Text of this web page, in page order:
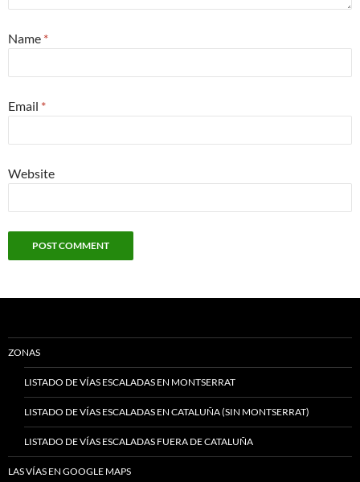
Name *
Email *
Website
ZONAS
LISTADO DE VÍAS ESCALADAS EN MONTSERRAT
LISTADO DE VÍAS ESCALADAS EN CATALUÑA (SIN MONTSERRAT)
LISTADO DE VÍAS ESCALADAS FUERA DE CATALUÑA
LAS VÍAS EN GOOGLE MAPS